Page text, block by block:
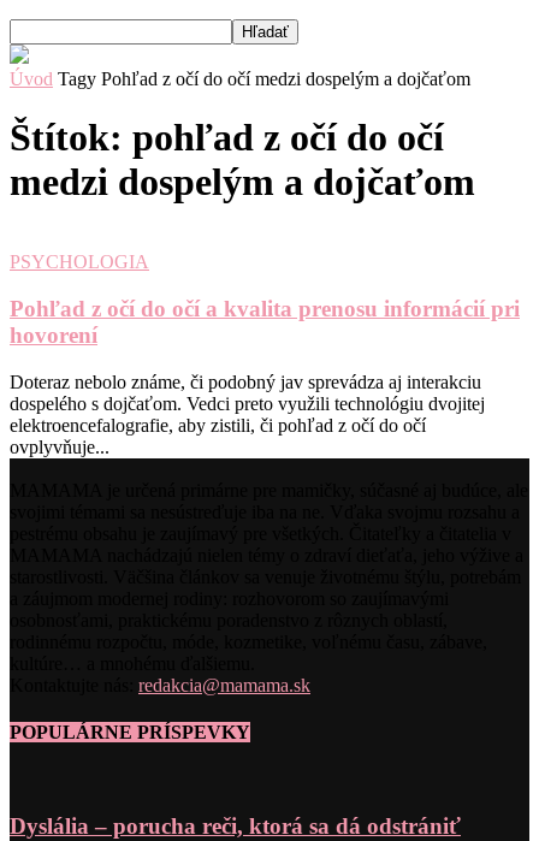
Úvod Tagy Pohľad z očí do očí medzi dospelým a dojčaťom
Štítok: pohľad z očí do očí
medzi dospelým a dojčaťom
PSYCHOLOGIA
Pohľad z očí do očí a kvalita prenosu informácií pri
hovorení
Doteraz nebolo známe, či podobný jav sprevádza aj interakciu
dospelého s dojčaťom. Vedci preto využili technológiu dvojitej
elektroencefalografie, aby zistili, či pohľad z očí do očí
ovplyvňuje...
redakcia@mamama.sk
POPULÁRNE PRÍSPEVKY
Dyslália – porucha reči, ktorá sa dá odstrániť